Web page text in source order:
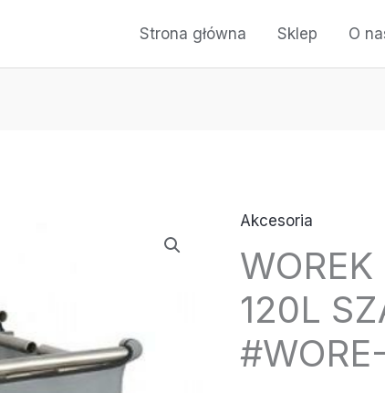
Strona główna Sklep O
Akcesoria
120L